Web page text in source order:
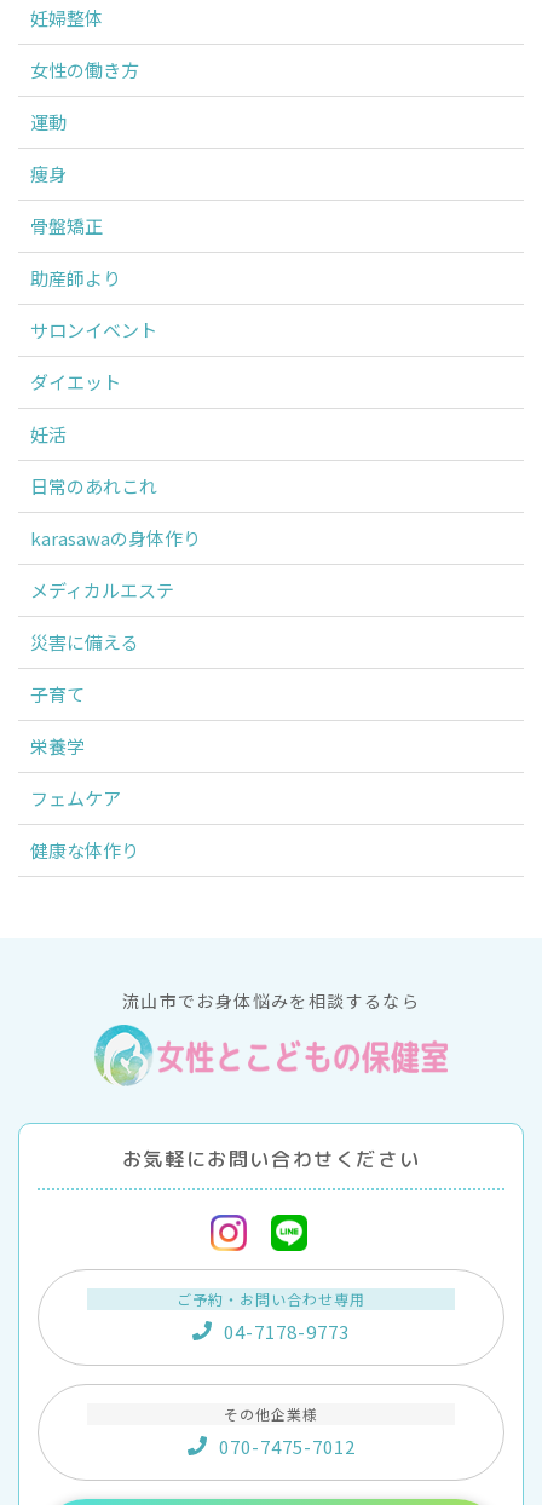
妊婦整体
女性の働き方
運動
痩身
骨盤矯正
助産師より
サロンイベント
ダイエット
妊活
日常のあれこれ
karasawaの身体作り
メディカルエステ
災害に備える
子育て
栄養学
フェムケア
健康な体作り
流山市でお身体悩みを相談するなら
お気軽にお問い合わせください
ご予約・お問い合わせ専用
04-7178-9773
その他企業様
070-7475-7012